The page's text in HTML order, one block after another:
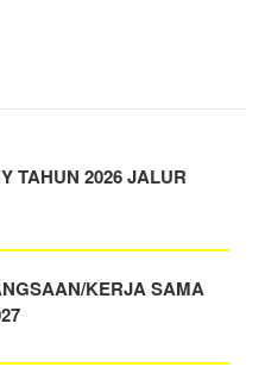
TAHUN 2026 JALUR
KERJA SAMA